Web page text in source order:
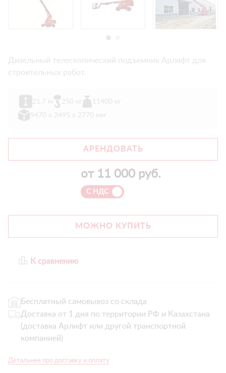
Дизельный телескопический подъемник Арлифт для
строительных работ.
21.7 м 250 кг
11400 кг
9470 х 2495 х 2770 мм
АРЕНДОВАТЬ
от 11 000 руб.
С НДС
МОЖНО КУПИТЬ
К сравнению
Бесплатный самовывоз со склада
Доставка от 1 дня по территории РФ и Казахстана
(доставка Арлифт или другой транспортной
компанией)
Детальнее про доставку и оплату